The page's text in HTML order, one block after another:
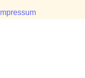
Impressum